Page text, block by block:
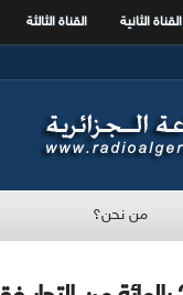
القناة الثانية القناة الثالثة
من نحن؟